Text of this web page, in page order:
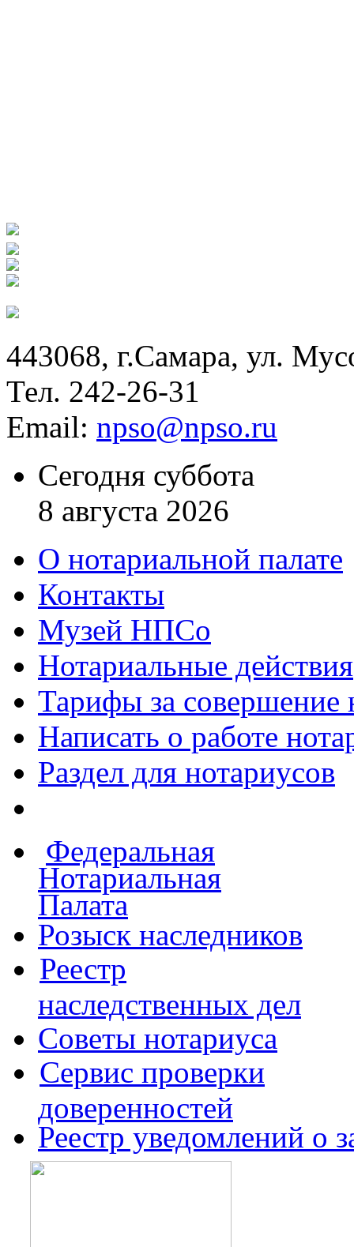
443068, г.Самара, ул.
Тел. 242-26-31
Email: npso@npso.ru
Сегодня суббота
8 августа 2026
О нотариальной палате
Контакты
Музей НПСо
Нотариальные действия
Тарифы за совершение
Написать о работе
Раздел для нотариусов
Федеральная
Нотариальная
Палата
Розыск наследников
Реестр
наследственных дел
Советы нотариуса
Сервис проверки
доверенностей
Реестр уведомлений о